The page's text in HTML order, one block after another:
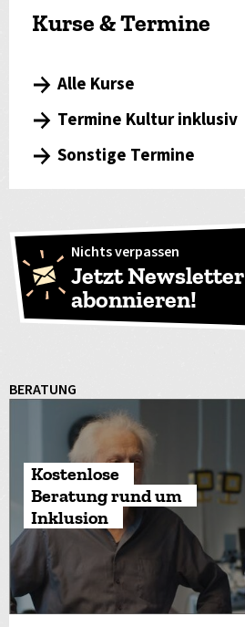
Kurse & Termine
Alle Kurse
Termine Kultur inklusiv
Sonstige Termine
Nichts verpassen
Jetzt Newsletter
abonnieren!
BERATUNG
Kostenlose
Beratung rund um
Inklusion